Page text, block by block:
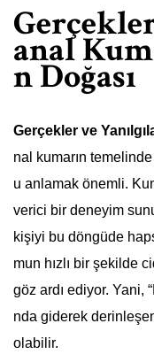
anal
n Doğası
Gerçekler ve
nal kumarın
u anlamak önemli.
verici bir deneyim
kişiyi bu döngüde
mun hızlı bir şekilde
göz ardı ediyor. Yani,
nda giderek
olabilir.